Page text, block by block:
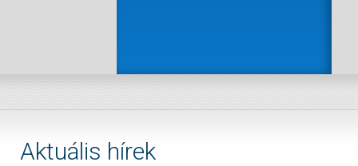
Aktuális hírek